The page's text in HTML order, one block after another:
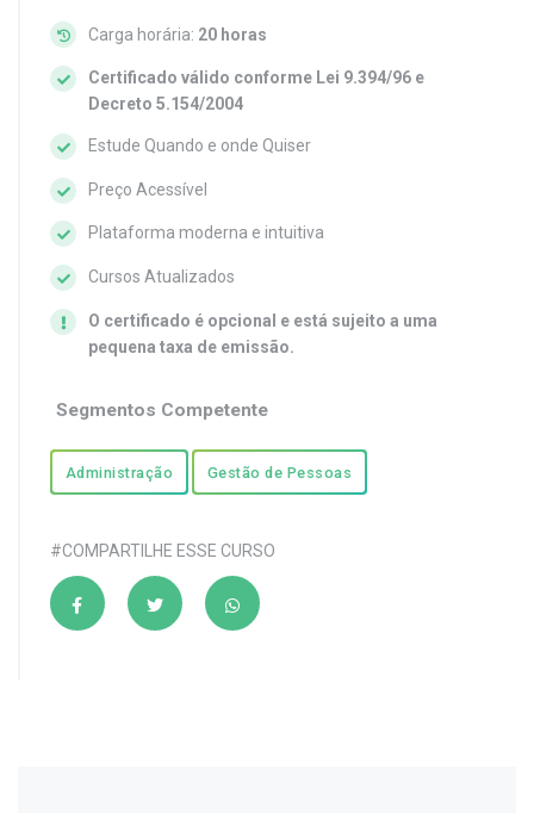
Carga horária: 20 horas
Certificado válido conforme Lei 9.394/96 e
Decreto 5.154/2004
Estude Quando e onde Quiser
Preço Acessível
Plataforma moderna e intuitiva
Cursos Atualizados
O certificado é opcional e está sujeito a uma
pequena taxa de emissão.
Segmentos Competente
Administração Gestão de Pessoas
#COMPARTILHE ESSE CURSO